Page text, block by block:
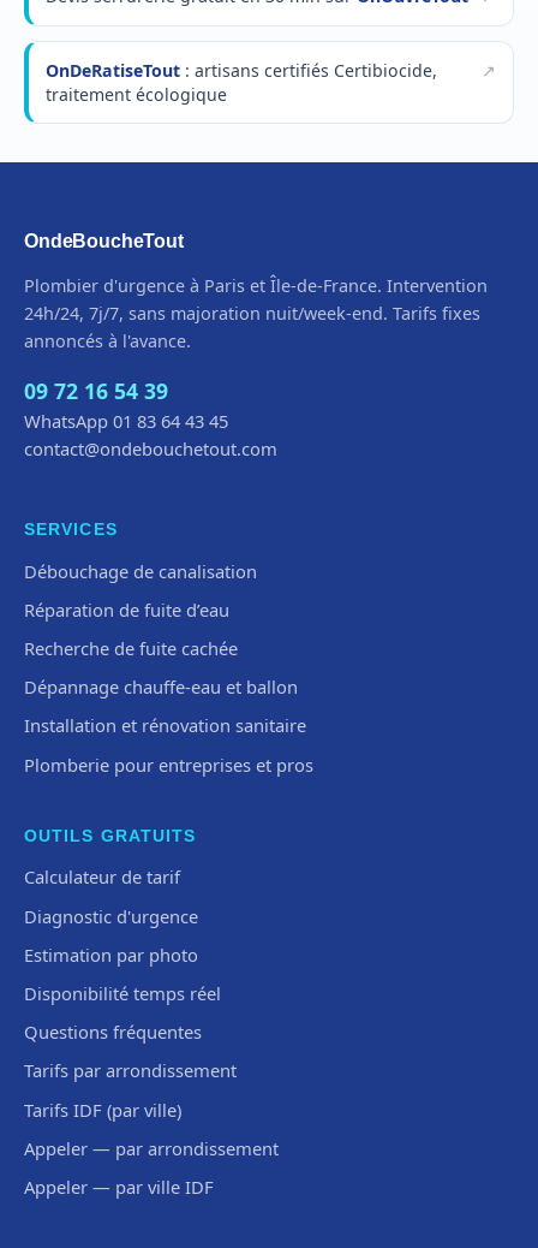
OnDeRatiseTout: artisans certifiés Certibiocide,
traitement écologique
OndeBoucheTout
Plombier d'urgence à Paris et Île-de-France. Intervention
24h/24, 7j/7, sans majoration nuit/week-end. Tarifs fixes
annoncés à l'avance.
09 72 16 54 39
WhatsApp 01 83 64 43 45
contact@ondebouchetout.com
SERVICES
Débouchage de canalisation
Réparation de fuite d’eau
Recherche de fuite cachée
Dépannage chauffe-eau et ballon
Installation et rénovation sanitaire
Plomberie pour entreprises et pros
OUTILS GRATUITS
Calculateur de tarif
Diagnostic d'urgence
Estimation par photo
Disponibilité temps réel
Questions fréquentes
Tarifs par arrondissement
Tarifs IDF (par ville)
Appeler — par arrondissement
Appeler — par ville IDF